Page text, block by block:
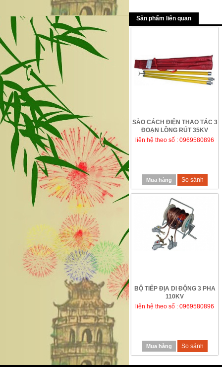
Sản phẩm liên quan
SÀO CÁCH ĐIỆN THAO TÁC 3
ĐOẠN LỒNG RÚT 35KV
liên hệ theo số : 0969580896
Mua hàng So sánh
BỘ TIẾP ĐỊA DI ĐỘNG 3 PHA
110KV
liên hệ theo số : 0969580896
Mua hàng So sánh